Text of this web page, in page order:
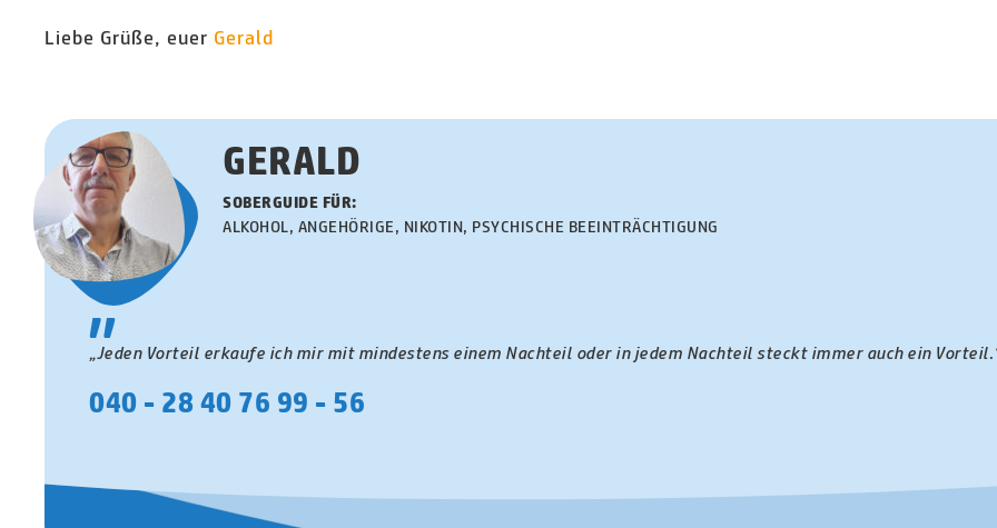
Liebe Grüße, euer Gerald
GERALD
SOBERGUIDE FÜR:
ALKOHOL, ANGEHÖRIGE, NIKOTIN, PSYCHISCHE BEEINTRÄCHTIGUNG
"
„Jeden Vorteil erkaufe ich mir mit mindestens einem Nachteil oder in jedem Nachteil steckt immer auch ein
040 - 28 40 76 99 - 56